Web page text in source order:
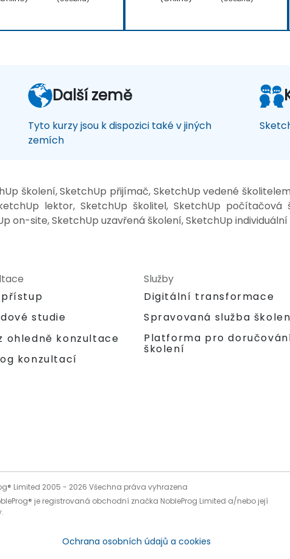
Další země
Tyto kurzy jsou k dispozici také v jiných
zemích
školení, SketchUp přijímač, SketchUp vedené
lektor, SketchUp školitel, SketchUp
on-site, SketchUp uzavřená školení, SketchUp
přístup
studie
ohledně konzultace
konzultací
Služby
Digitální transformace
Spravovaná služba
Platforma pro
školení
Limited 2005 - 2026 Všechna práva vyhrazena
je registrovaná obchodní značka NobleProg Limited a/nebo její
Ochrana osobních údajů a cookies